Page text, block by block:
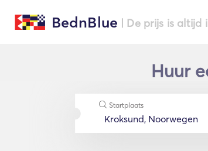
BednBlue | De prijs is
Huur
Startplaats